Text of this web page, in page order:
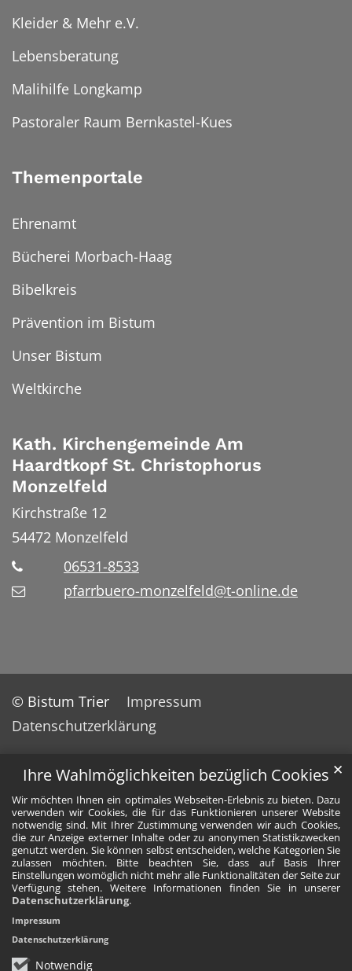
Ihre Wahlmöglichkeiten bezüglich Cookies
Wir möchten Ihnen ein optimales Webseiten-Erlebnis zu bieten. Dazu
verwenden wir Cookies, die für das Funktionieren unserer Website
notwendig sind. Mit Ihrer Zustimmung verwenden wir auch Cookies,
die zur Anzeige externer Inhalte oder zu anonymen Statistikzwecken
genutzt werden. Sie können selbst entscheiden, welche Kategorien Sie
zulassen möchten. Bitte beachten Sie, dass auf Basis Ihrer
Einstellungen womöglich nicht mehr alle Funktionalitäten der Seite zur
Verfügung stehen. Weitere Informationen finden Sie in unserer
Datenschutzerklärung.
Notwendig
✕
Impressum
Datenschutzerklärung
Kleider & Mehr e.V.
Lebensberatung
Malihilfe Longkamp
Pastoraler Raum Bernkastel-Kues
Themenportale
Ehrenamt
Bücherei Morbach-Haag
Bibelkreis
Prävention im Bistum
Unser Bistum
Weltkirche
Kath. Kirchengemeinde Am
Haardtkopf St. Christophorus
Monzelfeld
Kirchstraße 12
54472 Monzelfeld
06531-8533
pfarrbuero-monzelfeld@t-online.de
© Bistum Trier
Impressum
Datenschutzerklärung